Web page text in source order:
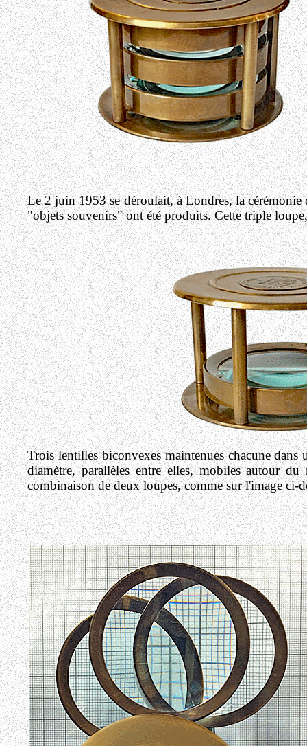
Le 2 juin 1953 se déroulait, à Londres, la
"objets souvenirs" ont été produits. Cette triple
Trois lentilles biconvexes maintenues chacune
diamètre, parallèles entre elles, mobiles autour
combinaison de deux loupes, comme sur l'image ci-